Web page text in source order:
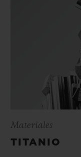
Materiales
TITANIO